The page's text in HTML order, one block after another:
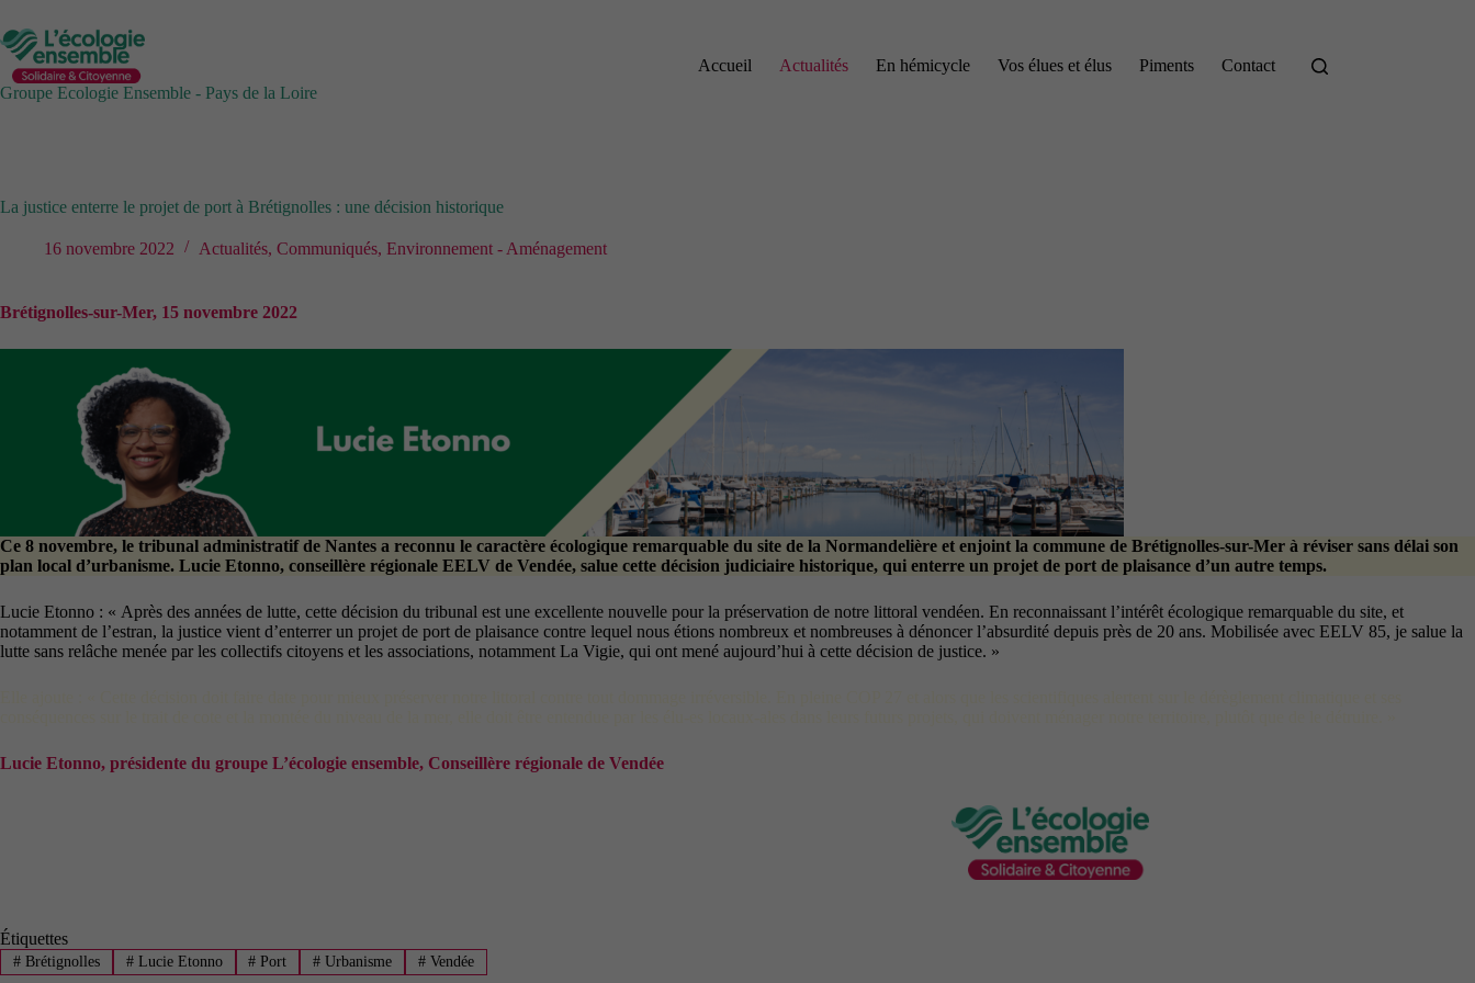
au
contenu
Groupe Ecologie Ensemble - Pays de la Loire
Accueil Actualités En hémicycle Vos élues et élus Piments Contact
La justice enterre le projet de port à Brétignolles : une décision historique
16 novembre 2022 Actualités, Communiqués, Environnement - Aménagement
Brétignolles-sur-Mer, 15 novembre 2022
Ce 8 novembre, le tribunal administratif de Nantes a reconnu le caractère écologique remarquable du site de la Normandelière et enjoint la commune de Brétignolles-sur-Mer à réviser sans délai son
plan local d’urbanisme. Lucie Etonno, conseillère régionale EELV de Vendée, salue cette décision judiciaire historique, qui enterre un projet de port de plaisance d’un autre temps.
Lucie Etonno : « Après des années de lutte, cette décision du tribunal est une excellente nouvelle pour la préservation de notre littoral vendéen. En reconnaissant l’intérêt écologique remarquable du site, et
notamment de l’estran, la justice vient d’enterrer un projet de port de plaisance contre lequel nous étions nombreux et nombreuses à dénoncer l’absurdité depuis près de 20 ans. Mobilisée avec EELV 85, je salue la
lutte sans relâche menée par les collectifs citoyens et les associations, notamment La Vigie, qui ont mené aujourd’hui à cette décision de justice. »
Lucie Etonno, présidente du groupe L’écologie ensemble, Conseillère régionale de Vendée
Étiquettes
#Brétignolles #Lucie Etonno # Port # Urbanisme # Vendée